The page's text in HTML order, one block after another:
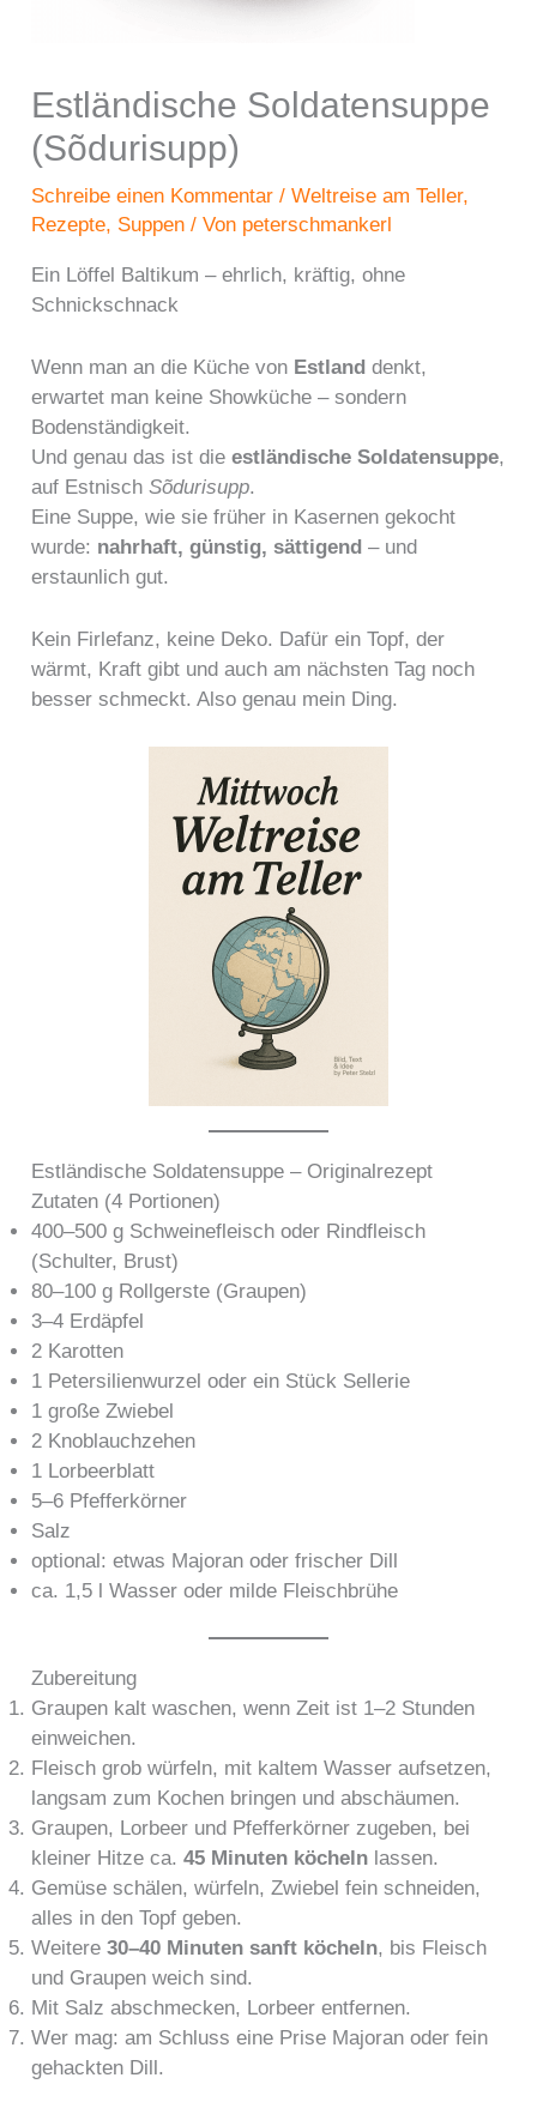
Estländische Soldatensuppe
(Sõdurisupp)
Schreibe einen Kommentar /Weltreise am Teller,
Rezepte, Suppen / Von peterschmankerl
Ein Löffel Baltikum – ehrlich, kräftig, ohne
Schnickschnack
Wenn man an die Küche von Estland denkt,
erwartet man keine Showküche – sondern
Bodenständigkeit.
Und genau das ist dieestländische Soldatensuppe,
auf EstnischSõdurisupp.
Eine Suppe, wie sie früher in Kasernen gekocht
wurde: nahrhaft, günstig, sättigend – und
erstaunlich gut.
Kein Firlefanz, keine Deko. Dafür ein Topf, der
wärmt, Kraft gibt und auch am nächsten Tag noch
besser schmeckt. Also genau mein Ding.
Estländische Soldatensuppe – Originalrezept
Zutaten (4 Portionen)
400–500 g Schweinefleisch oder Rindfleisch
(Schulter, Brust)
80–100 g Rollgerste (Graupen)
3–4 Erdäpfel
2 Karotten
1 Petersilienwurzel oder ein Stück Sellerie
1 große Zwiebel
2 Knoblauchzehen
1 Lorbeerblatt
5–6 Pfefferkörner
Salz
optional: etwas Majoran oder frischer Dill
ca. 1,5 l Wasser oder milde Fleischbrühe
Zubereitung
Graupen kalt waschen, wenn Zeit ist 1–2 Stunden
einweichen.
Fleisch grob würfeln, mit kaltem Wasser aufsetzen,
langsam zum Kochen bringen und abschäumen.
Graupen, Lorbeer und Pfefferkörner zugeben, bei
kleiner Hitze ca.45 Minuten köcheln lassen.
Gemüse schälen, würfeln, Zwiebel fein schneiden,
alles in den Topf geben.
Weitere30–40 Minuten sanft köcheln, bis Fleisch
und Graupen weich sind.
Mit Salz abschmecken, Lorbeer entfernen.
Wer mag: am Schluss eine Prise Majoran oder fein
gehackten Dill.